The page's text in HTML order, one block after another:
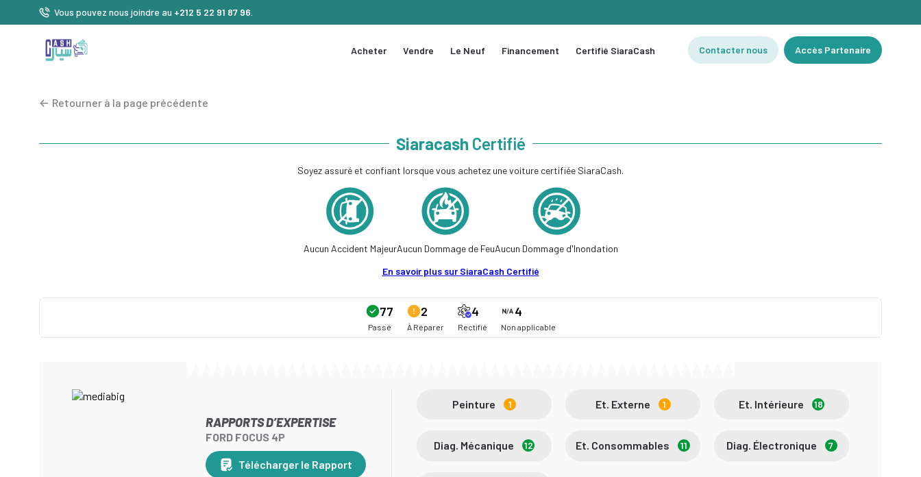
Vous pouvez nous joindre au +212 5 22 91 87 96
Acheter Vendre Le Neuf Financement Certifié SiaraCash Contacter nous Accès Partenaire
<- Retourner à la page précédente
Siaracash Certifié
Soyez assuré et confiant lorsque vous achetez une voiture certifiée SiaraCash.
Aucun Accident MajeurAucun Dommage de FeuAucun Dommage d'Inondation
En savoir plus sur SiaraCash Certifié
77
Passé
2
À Réparer
4
Rectifié
4
Non applicable
RAPPORTS D’EXPERTISE
FORD FOCUS 4P
Télécharger le Rapport
Peinture 1 Et. Externe 1 Et. Intérieure 18
Diag. Mécanique 12 Et. Consommables 11 Diag. Électronique 7